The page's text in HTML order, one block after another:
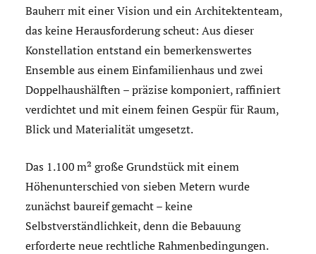
Bauherr mit einer Vision und ein Architektenteam,
das keine Herausforderung scheut: Aus dieser
Konstellation entstand ein bemerkenswertes
Ensemble aus einem Einfamilienhaus und zwei
Doppelhaushälften – präzise komponiert, raffiniert
verdichtet und mit einem feinen Gespür für Raum,
Blick und Materialität umgesetzt.
Das 1.100 m² große Grundstück mit einem
Höhenunterschied von sieben Metern wurde
zunächst baureif gemacht – keine
Selbstverständlichkeit, denn die Bebauung
erforderte neue rechtliche Rahmenbedingungen.